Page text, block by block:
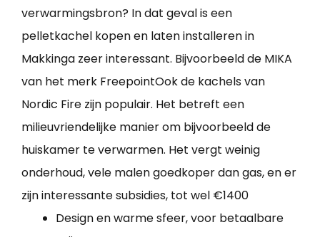
verwarmingsbron? In dat geval is een
pelletkachel kopen en laten installeren in
Makkinga zeer interessant. Bijvoorbeeld de MIKA
van het merk FreepointOok de kachels van
Nordic Fire zijn populair. Het betreft een
milieuvriendelijke manier om bijvoorbeeld de
huiskamer te verwarmen. Het vergt weinig
onderhoud, vele malen goedkoper dan gas, en er
zijn interessante subsidies, tot wel €1400
Design en warme sfeer, voor betaalbare